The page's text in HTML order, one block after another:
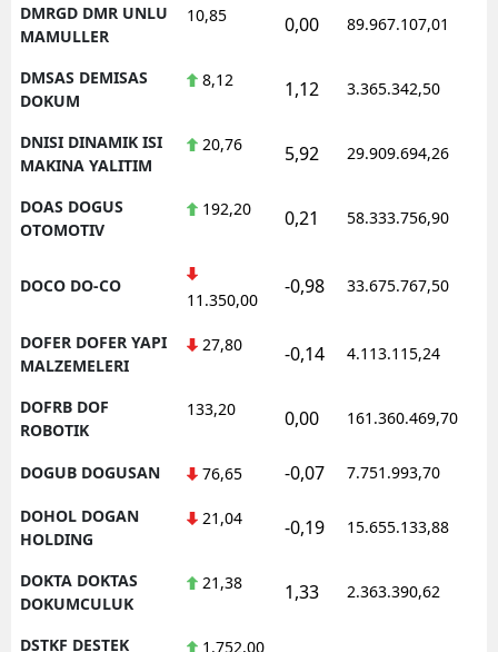
DMRGD DMR UNLU
MAMULLER
10,85 0,00 89.967.107,01
DMSAS DEMISAS
DOKUM
8,12 1,12 3.365.342,50
DNISI DINAMIK ISI
MAKINA YALITIM
20,76 5,92 29.909.694,26
DOAS DOGUS
OTOMOTIV
192,20 0,21 58.333.756,90
DOCO DO-CO
11.350,00
-0,98 33.675.767,50
DOFER DOFER YAPI
MALZEMELERI
27,80 -0,14 4.113.115,24
DOFRB DOF
ROBOTIK
133,20 0,00 161.360.469,70
DOGUB DOGUSAN 76,65 -0,07 7.751.993,70
DOHOL DOGAN
HOLDING
21,04 -0,19 15.655.133,88
DOKTA DOKTAS
DOKUMCULUK
21,38 1,33 2.363.390,62
DSTKF DESTEK 1.752,00